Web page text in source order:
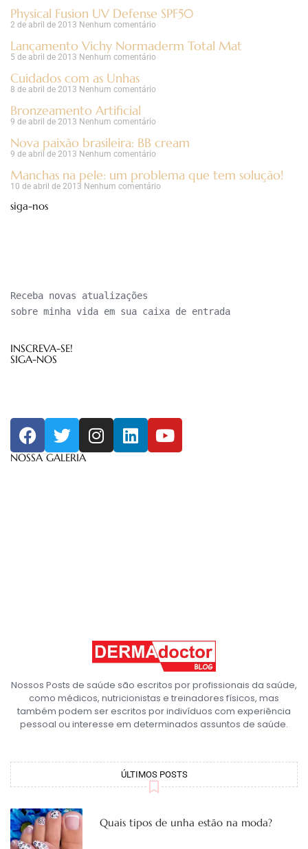
Physical Fusion UV Defense SPF50
2 de abril de 2013 Nenhum comentário
Lançamento Vichy Normaderm Total Mat
5 de abril de 2013 Nenhum comentário
Cuidados com as Unhas
8 de abril de 2013 Nenhum comentário
Bronzeamento Artificial
9 de abril de 2013 Nenhum comentário
Nova paixão brasileira: BB cream
9 de abril de 2013 Nenhum comentário
Manchas na pele: um problema que tem solução!
10 de abril de 2013 Nenhum comentário
siga-nos
Receba novas atualizações
sobre minha vida em sua caixa de entrada
INSCREVA-SE!
SIGA-NOS
NOSSA GALERIA
Nossos Posts de saúde são escritos por profissionais da saúde,
como médicos, nutricionistas e treinadores físicos, mas
também podem ser escritos por indivíduos com experiência
pessoal ou interesse em determinados assuntos de saúde.
ÚLTIMOS POSTS
Quais tipos de unha estão na moda?